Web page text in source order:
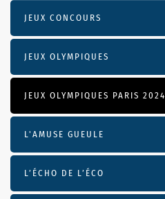
JEUX CONCOURS
JEUX OLYMPIQUES
JEUX OLYMPIQUES PARIS 2024
L'AMUSE GUEULE
L’ÉCHO DE L’ÉCO